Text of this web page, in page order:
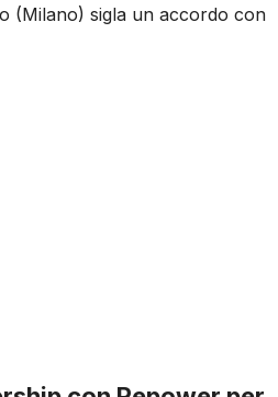
(Milano) sigla un accordo con